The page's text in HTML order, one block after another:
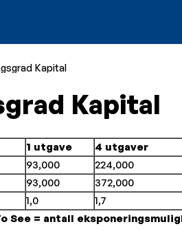
Kapital
Kapital
1 utgave
4 utgaver
93,000
224,000
93,000
372,000
1,0
1,7
See = antall